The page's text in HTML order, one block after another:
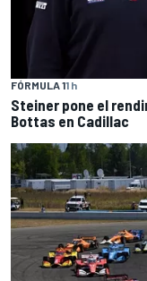
FÓRMULA 11 h
Steiner pone el
Bottas en Cadillac